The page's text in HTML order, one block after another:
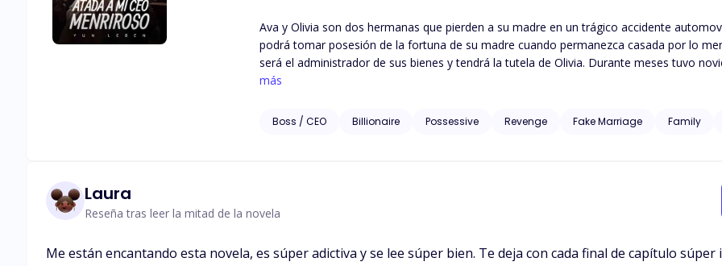
Ava y Olivia son dos hermanas que pierden a su madre en un trágico accidente
podrá tomar posesión de la fortuna de su madre cuando permanezca casada por lo
será el administrador de sus bienes y tendrá la tutela de Olivia. Durante meses tuvo
de la infancia que estaba enamorado de ella accedió ser su novio a escondidas, luego
anciana paseaba su perro por el parque al ver a la hermosa joven con la mirada
condición de hacerse pasar por pobre e incluir una cláusula en el contrato de
divorcia». ¿Qué hará Ava cuando se entere con quien se casó?, o ¿Ava podrá suavizar
más
Boss / CEO Billionaire Possessive Revenge Fake Marriage Family
Laura
Reseña tras leer la mitad de la novela
Me están encantando esta novela, es súper adictiva y se lee súper bien. Te deja con cada final de capítulo